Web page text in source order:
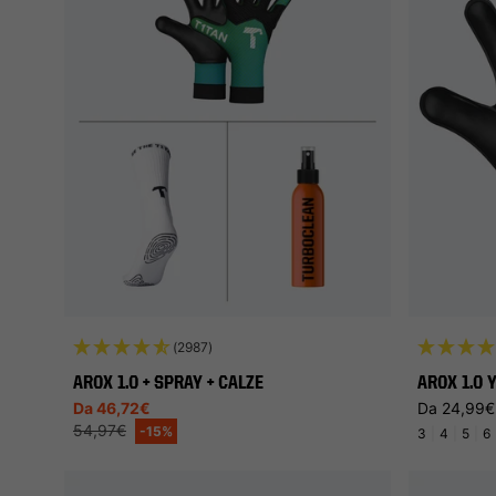
(2987)
AROX 1.0 + SPRAY + CALZE
Prezzo di vendita
Da 46,72€
Prezzo di listino
54,97€ -15%
AROX 1.0
Prezzo di
Da 24,99€
3 4 5 6